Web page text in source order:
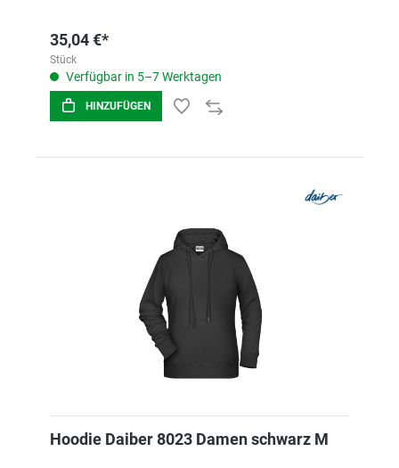
35,04 €*
Stück
Verfügbar in 5–7 Werktagen
HINZUFÜGEN
Hoodie Daiber 8023 Damen schwarz M